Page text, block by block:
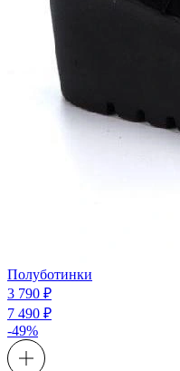
Полуботинки
3 790 ₽
7 490 ₽
-49%